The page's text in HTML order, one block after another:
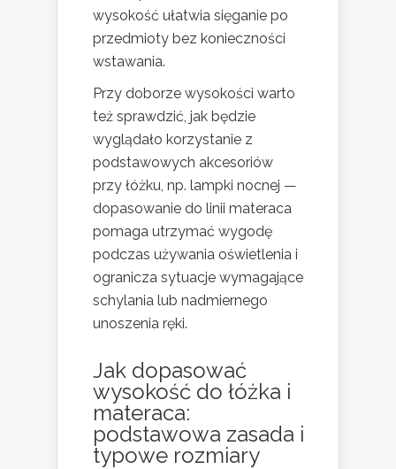
wysokość ułatwia sięganie po
przedmioty bez konieczności
wstawania.
Przy doborze wysokości warto
też sprawdzić, jak będzie
wyglądało korzystanie z
podstawowych akcesoriów
przy łóżku, np. lampki nocnej —
dopasowanie do linii materaca
pomaga utrzymać wygodę
podczas używania oświetlenia i
ogranicza sytuacje wymagające
schylania lub nadmiernego
unoszenia ręki.
Jak dopasować
wysokość do łóżka i
materaca:
podstawowa zasada i
typowe rozmiary